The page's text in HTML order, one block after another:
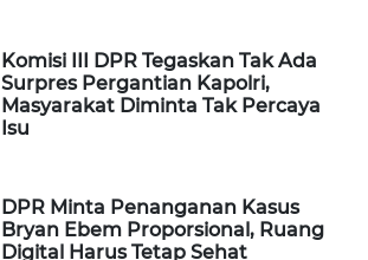
Komisi III DPR Tegaskan Tak Ada
Surpres Pergantian Kapolri,
Masyarakat Diminta Tak Percaya
Isu
DPR Minta Penanganan Kasus
Bryan Ebem Proporsional, Ruang
Digital Harus Tetap Sehat